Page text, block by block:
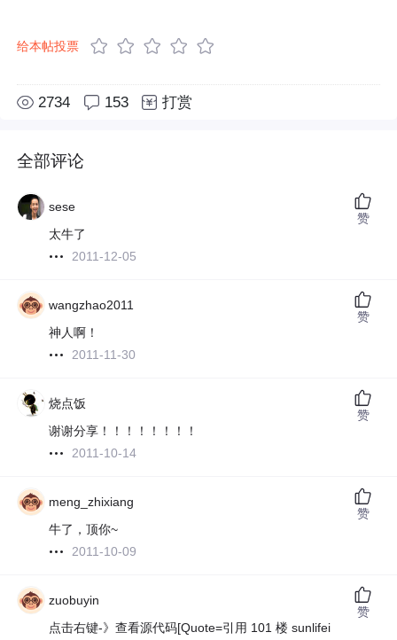
给本帖投票
2734 153 打赏
全部评论
sese
太牛了
2011-12-05
赞
wangzhao2011
神人啊！
2011-11-30
赞
烧点饭
谢谢分享！！！！！！！！
2011-10-14
赞
meng_zhixiang
牛了，顶你~
2011-10-09
赞
zuobuyin
点击右键-》查看源代码[Quote=引用 101 楼 sunlifei
赞